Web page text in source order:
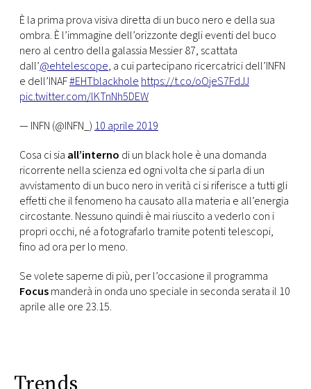
È la prima prova visiva diretta di un buco nero e della sua
ombra. È l’immagine dell’orizzonte degli eventi del buco
nero al centro della galassia Messier 87, scattata
dall’@ehtelescope, a cui partecipano ricercatrici dell’INFN
e dell’INAF#EHTblackhole https://t.co/oOjeS7FdJJ
pic.twitter.com/lKTnNh5DEW
— INFN (@INFN_) 10 aprile 2019
Cosa ci sia all’interno di un black hole è una domanda
ricorrente nella scienza ed ogni volta che si parla di un
avvistamento di un buco nero in verità ci si riferisce a tutti gli
effetti che il fenomeno ha causato alla materia e all’energia
circostante. Nessuno quindi è mai riuscito a vederlo con i
propri occhi, né a fotografarlo tramite potenti telescopi,
fino ad ora per lo meno.
Se volete saperne di più, per l’occasione il programma
Focusmanderà in onda uno speciale in seconda serata il 10
aprile alle ore 23.15.
Trends